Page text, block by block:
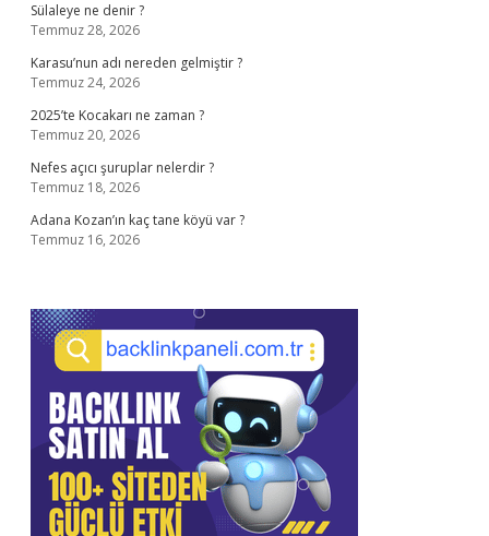
Sülaleye ne denir ?
Temmuz 28, 2026
Karasu’nun adı nereden gelmiştir ?
Temmuz 24, 2026
2025’te Kocakarı ne zaman ?
Temmuz 20, 2026
Nefes açıcı şuruplar nelerdir ?
Temmuz 18, 2026
Adana Kozan’ın kaç tane köyü var ?
Temmuz 16, 2026